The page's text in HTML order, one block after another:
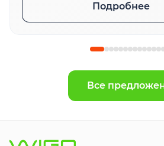
Подробнее
Все